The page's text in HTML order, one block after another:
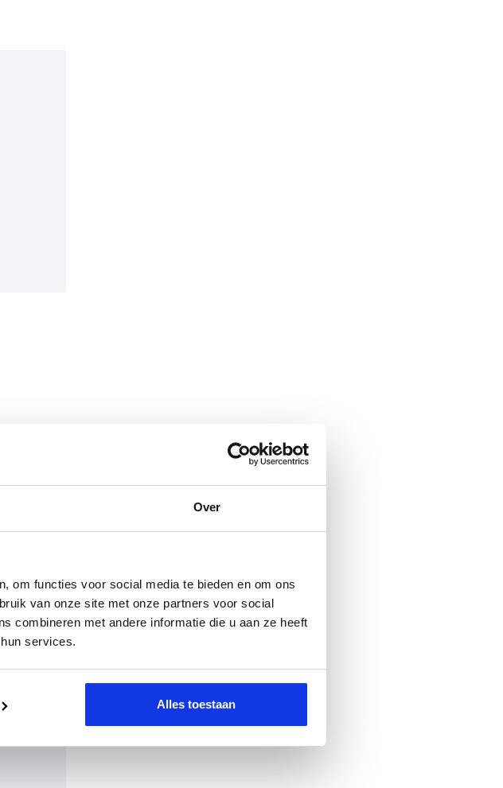
Over
om functies voor social media te bieden en om ons
van onze site met onze partners voor social
combineren met andere informatie die u aan ze heeft
services.
Alles toestaan